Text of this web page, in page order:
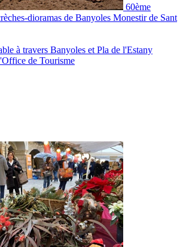
60ème
dioramas de Banyoles Monestir de Sant
à travers Banyoles et Pla de l'Estany
de Tourisme